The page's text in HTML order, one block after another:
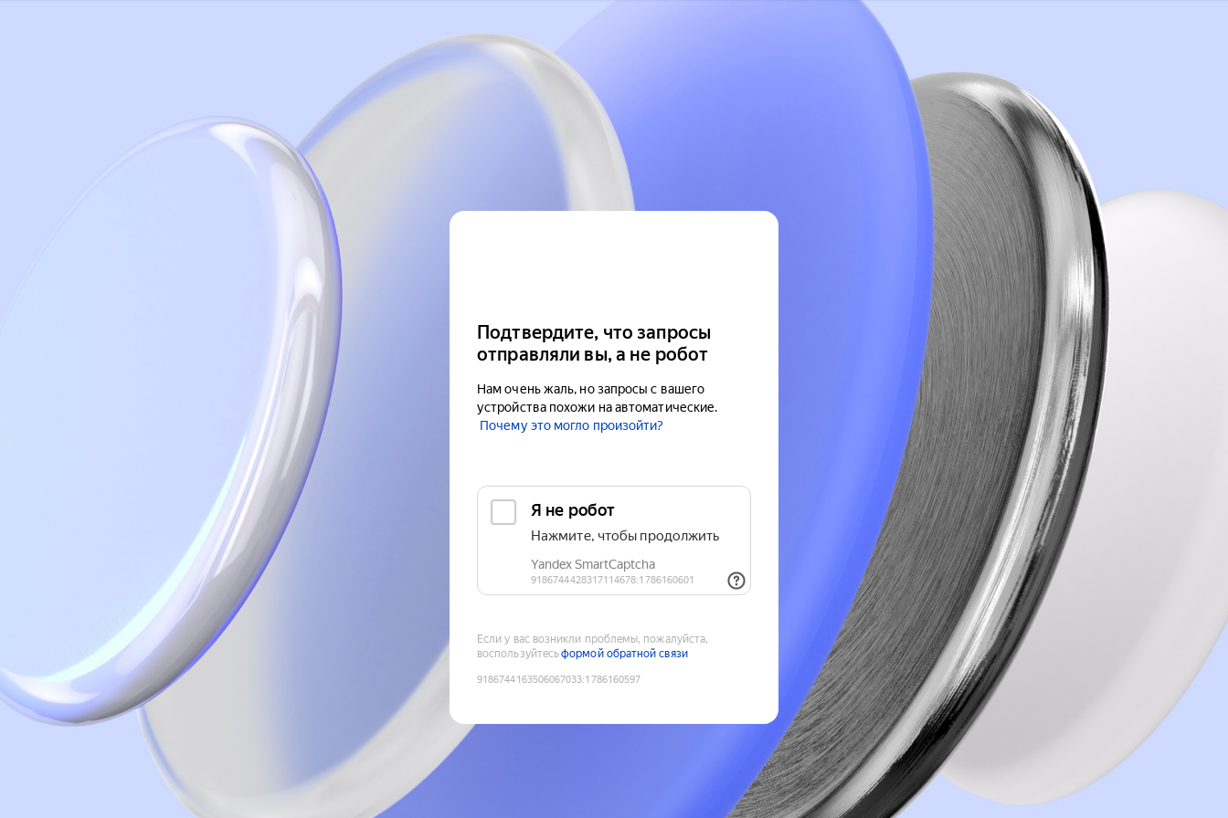
Подтвердите, что запросы
отправляли вы, а не робот
Нам очень жаль, но запросы с вашего
устройства похожи на автоматические.
Почему это могло произойти?
Если у вас возникли проблемы, пожалуйста,
воспользуйтесьформой обратной связи
9186744163506067033:1786160597